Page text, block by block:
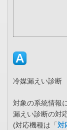
冷媒漏えい診断
対象の系統情報
漏えい診断の対
(対応機種は「 対